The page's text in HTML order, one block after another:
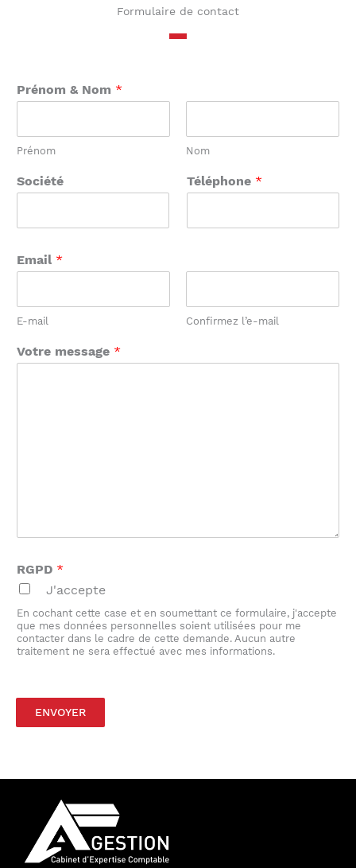
Formulaire de contact
Prénom & Nom *
Prénom Nom
Société Téléphone *
Email *
E-mail Confirmez l’e-mail
Votre message *
RGPD *
J'accepte
En cochant cette case et en soumettant ce formulaire, j'accepte
que mes données personnelles soient utilisées pour me
contacter dans le cadre de cette demande. Aucun autre
traitement ne sera effectué avec mes informations.
ENVOYER